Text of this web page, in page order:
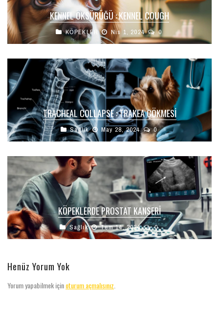
KENNEL ÖKSÜRÜĞÜ : KENNEL COUGH
KÖPEKLER Nis 1, 2024 0
TRACHEAL COLLAPSE : TRAKEA ÇÖKMESI
Sağlık May 28, 2024 0
KÖPEKLERDE PROSTAT KANSERI
Sağlık Tem 14, 2024 0
Henüz Yorum Yok
Yorum yapabilmek içinoturum açmalısınız